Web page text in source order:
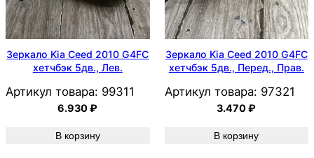
Зеркало Kia Ceed 2010 G4FC
хетчбэк 5дв., Лев.
Артикул товара: 99311
6.930₽
В корзину
Зеркало Kia Ceed 2010 G4FC
хетчбэк 5дв., Перед., Прав.
Артикул товара: 97321
3.470₽
В корзину